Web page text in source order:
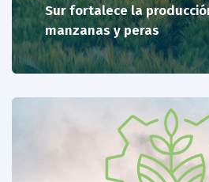
Sur fortalece la
manzanas y peras